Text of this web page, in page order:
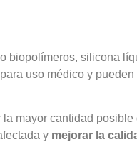
biopolímeros, silicona
uso médico y
mayor cantidad
y mejorar la